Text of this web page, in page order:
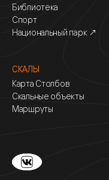
Библиотека
Спорт
Национальный парк ↗
СКАЛЫ
Карта Столбов
Скальные объекты
Маршруты